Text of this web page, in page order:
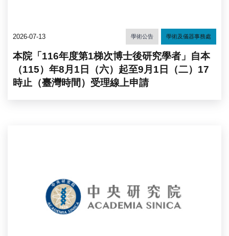
2026-07-13 學術公告 學術及儀器事務處
本院「116年度第1梯次博士後研究學者」自本
（115）年8月1日（六）起至9月1日（二）17
時止（臺灣時間）受理線上申請